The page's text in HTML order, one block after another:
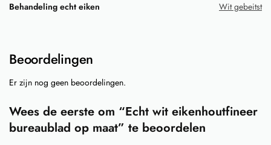
Behandeling echt eiken Wit gebeitst
Beoordelingen
Er zijn nog geen beoordelingen.
Wees de eerste om “Echt wit eikenhoutfineer
bureaublad op maat” te beoordelen